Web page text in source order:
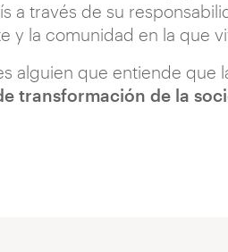
a través de su
y la comunidad en la que
alguien que entiende que
transformación de la